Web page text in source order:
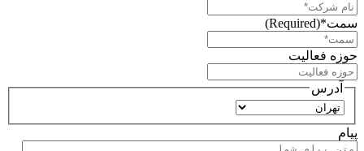
سمت*(Required)
حوزه فعالیت
آدرس
استان
پیام